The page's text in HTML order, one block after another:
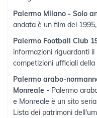
Palermo Milano - Solo
andata è un film del
Palermo Football Club
informazioni riguardanti il
competizioni ufficiali
Palermo arabo-
Monreale - Palermo
e Monreale è un sito
Lista dei patrimoni